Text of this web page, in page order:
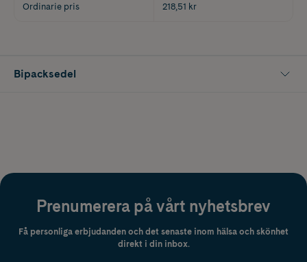
Ordinarie pris 218,51 kr
Bipacksedel
Prenumerera på vårt nyhetsbrev
Få personliga erbjudanden och det senaste inom hälsa och skönhet
direkt i din inbox.